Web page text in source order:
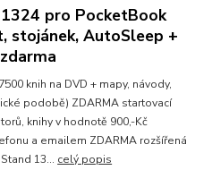
pro PocketBook
stojánek, AutoSleep +
knih na DVD + mapy, návody,
podobě) ZDARMA startovací
knihy v hodnotě 900,-Kč
a emailem ZDARMA rozšířená
13... celý popis